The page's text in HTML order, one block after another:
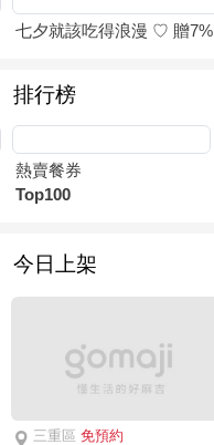
七夕就該吃得浪漫 ♡ 贈7%
排行榜
熱賣餐券
Top100
今日上架
三重區 免預約